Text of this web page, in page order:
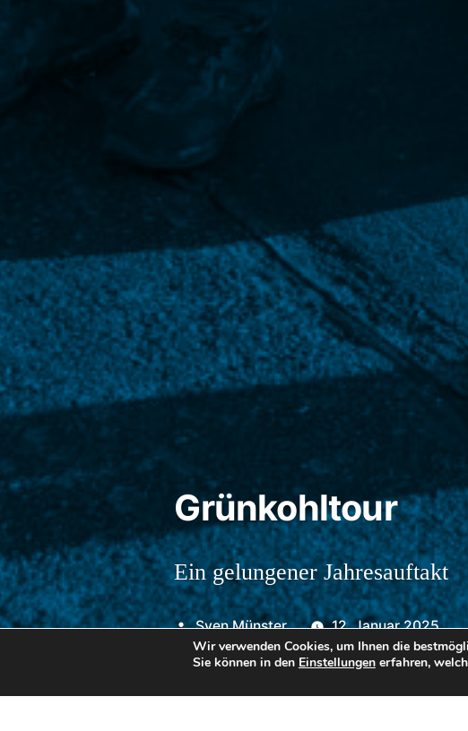
Grünkohltour
Ein gelungener Jahresauftakt
Veröffentlicht
von
Sven Münster
12. Januar 2025
Wir verwenden Cookies, um Ihnen die
Sie können in den Einstellungenerfahren,